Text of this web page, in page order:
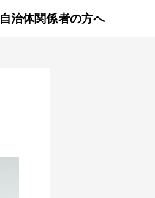
自治体関係者の方へ